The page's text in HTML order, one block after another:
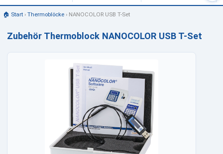
🏠 Start› Thermoblöcke› NANOCOLOR USB T-Set
Zubehör Thermoblock NANOCOLOR USB T-Set